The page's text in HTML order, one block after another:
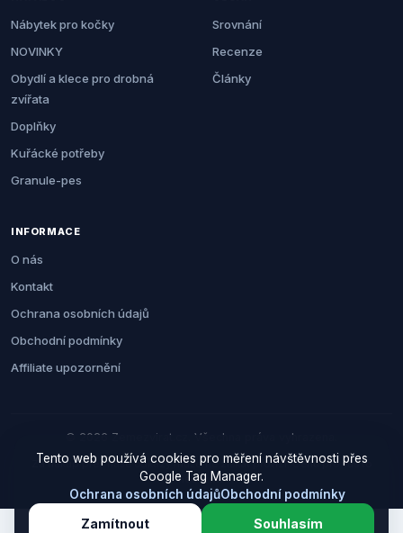
Nábytek pro kočky
NOVINKY
Obydlí a klece pro drobná
zvířata
Doplňky
Kuřácké potřeby
Granule-pes
Srovnání
Recenze
Články
INFORMACE
O nás
Kontakt
Ochrana osobních údajů
Obchodní podmínky
Affiliate upozornění
© 2026 Zemezvirat.cz. Všechna práva vyhrazena.
Za nákup přes naše odkazy můžeme získat provizi. Cenu pro vás to
neovlivní.
Tento web používá cookies pro měření návštěvnosti přes
Google Tag Manager.
Ochrana osobních údajůObchodní podmínky
Zamítnout Souhlasím